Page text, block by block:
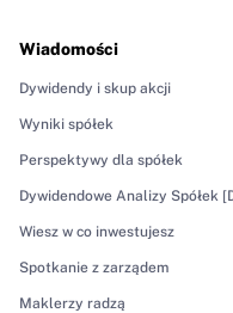
Wiadomości
Dywidendy i skup akcji
Wyniki spółek
Perspektywy dla spółek
Dywidendowe Analizy Spółek
Wiesz w co inwestujesz
Spotkanie z zarządem
Maklerzy radzą